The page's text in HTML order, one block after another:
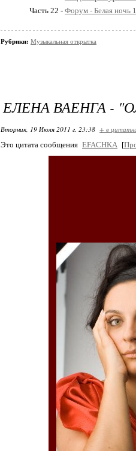
Часть 22 - Форум - Белая ночь
Рубрики: Музыкальная открытка
ЕЛЕНА ВАЕНГА -
Вторник, 19 Июля 2011 г. 23:38 + в
Это цитата сообщения EFACHKA [